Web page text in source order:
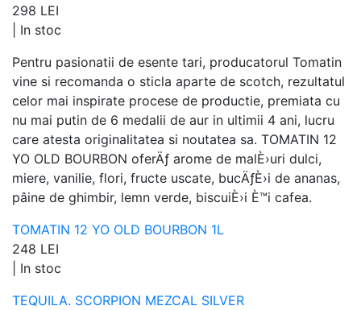
298 LEI
In stoc
Pentru pasionatii de esente tari, producatorul Tomatin
vine si recomanda o sticla aparte de scotch, rezultatul
celor mai inspirate procese de productie, premiata cu
nu mai putin de 6 medalii de aur in ultimii 4 ani, lucru
care atesta originalitatea si noutatea sa. TOMATIN 12
YO OLD BOURBON oferÄƒ arome de malÈ›uri dulci,
miere, vanilie, flori, fructe uscate, bucÄƒÈ›i de ananas,
pâine de ghimbir, lemn verde, biscuiÈ›i È™i cafea.
TOMATIN 12 YO OLD BOURBON 1L
248 LEI
In stoc
TEQUILA. SCORPION MEZCAL SILVER